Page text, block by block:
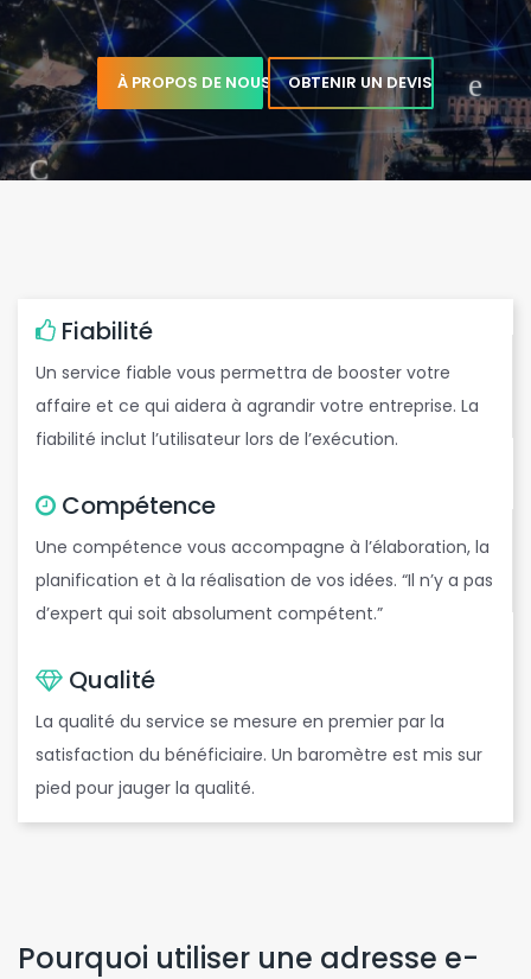
b
e
t
À PROPOS DE NOUS OBTENIR UN DEVIS
Fiabilité
Un service fiable vous permettra de booster votre
affaire et ce qui aidera à agrandir votre entreprise. La
fiabilité inclut l’utilisateur lors de l’exécution.
Compétence
Une compétence vous accompagne à l’élaboration, la
planification et à la réalisation de vos idées. “Il n’y a pas
d’expert qui soit absolument compétent.”
Qualité
La qualité du service se mesure en premier par la
satisfaction du bénéficiaire. Un baromètre est mis sur
pied pour jauger la qualité.
Pourquoi utiliser une adresse e-